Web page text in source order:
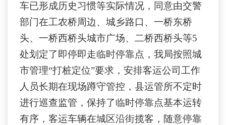
车已形成历史习惯等实际情况，同意由交警
部门在工农桥周边、城乡路口、一桥东桥
头、一桥西桥头城市广场、二桥西桥头等5
处划定了即停即走临时停靠点，我局按照城
市管理“打桩定位”要求，安排客运公司工作
人员长期在现场蹲守管控，县运管所不定时
进行巡查监管，保持了临时停靠点基本运转
有序，客运车辆在城区沿街揽客，随意停靠